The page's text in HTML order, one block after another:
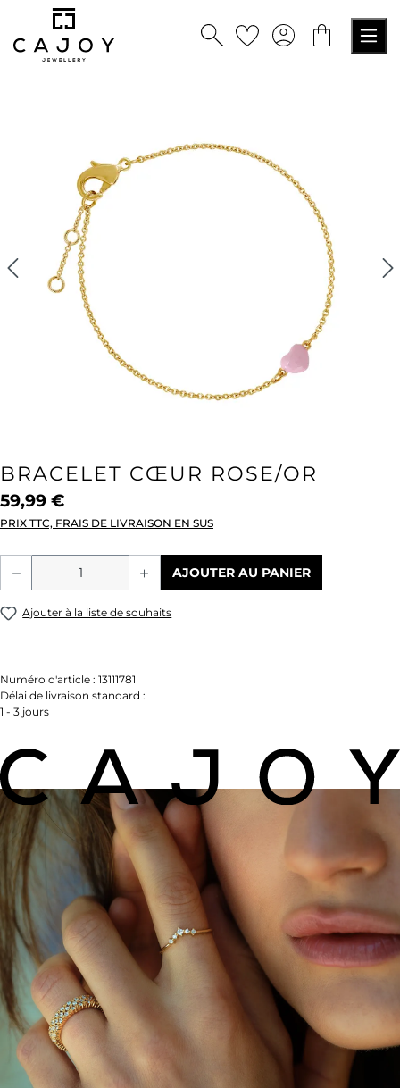
principal
BRACELET CŒUR ROSE/OR
59,99 €
PRIX TTC, FRAIS DE LIVRAISON EN SUS
Quantité de produit : Entrez la
AJOUTER AU PANIER
Ajouter à la liste de souhaits
Numéro d'article : 13111781
Délai de livraison standard :
1 - 3 jours